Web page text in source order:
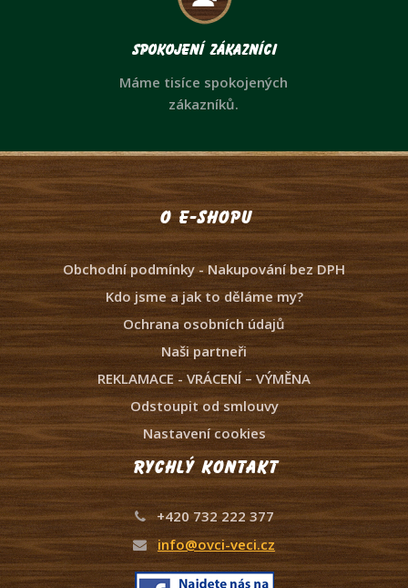
Spokojení zákazníci
Máme tisíce spokojených
zákazníků.
O e-shopu
Obchodní podmínky - Nakupování bez DPH
Kdo jsme a jak to děláme my?
Ochrana osobních údajů
Naši partneři
REKLAMACE - VRÁCENÍ – VÝMĚNA
Odstoupit od smlouvy
Nastavení cookies
Rychlý kontakt
+420 732 222 377
info@ovci-veci.cz